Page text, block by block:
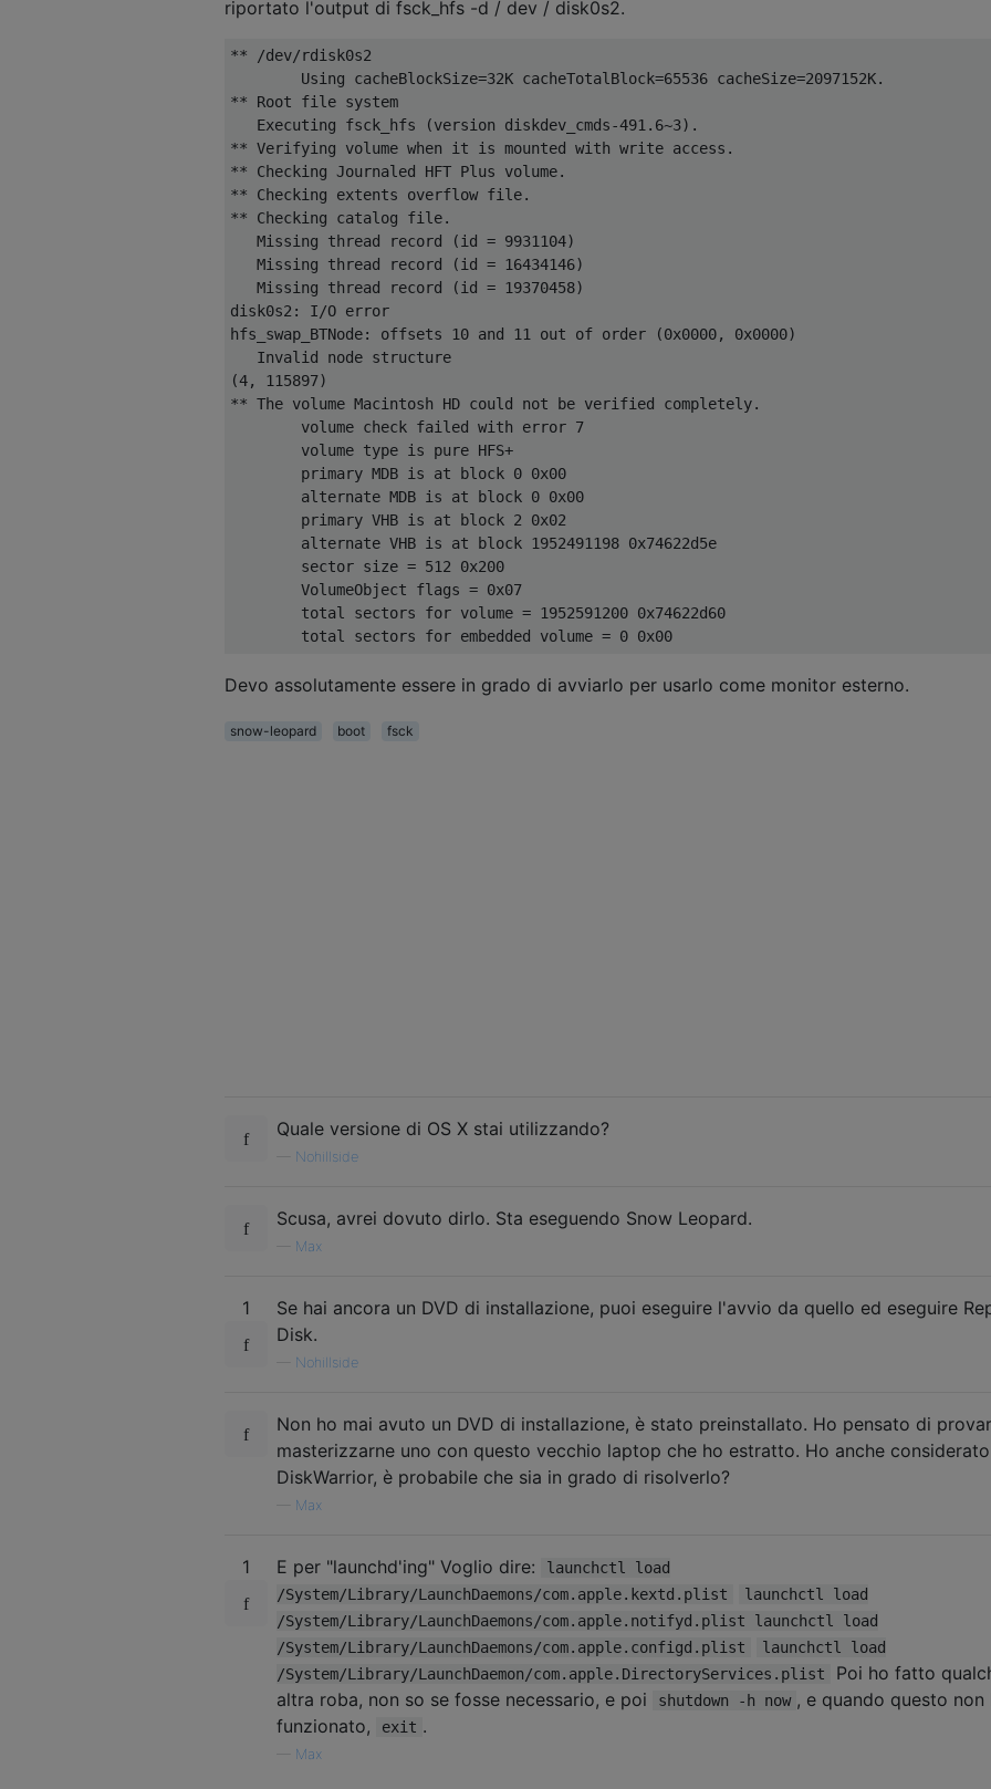
riportato l'output di fsck_hfs -d / dev / disk0s2.
** /dev/rdisk0s2
        Using cacheBlockSize=32K cacheTotalBlock=65536 cacheSize=2097152K.
** Root file system
   Executing fsck_hfs (version diskdev_cmds-491.6~3).
** Verifying volume when it is mounted with write access.
** Checking Journaled HFT Plus volume.
** Checking extents overflow file.
** Checking catalog file.
   Missing thread record (id = 9931104)
   Missing thread record (id = 16434146)
   Missing thread record (id = 19370458)
disk0s2: I/O error
hfs_swap_BTNode: offsets 10 and 11 out of order (0x0000, 0x0000)
   Invalid node structure
(4, 115897)
** The volume Macintosh HD could not be verified completely.
        volume check failed with error 7
        volume type is pure HFS+
        primary MDB is at block 0 0x00
        alternate MDB is at block 0 0x00
        primary VHB is at block 2 0x02
        alternate VHB is at block 1952491198 0x74622d5e
        sector size = 512 0x200
        VolumeObject flags = 0x07
        total sectors for volume = 1952591200 0x74622d60
Devo assolutamente essere in grado di avviarlo per usarlo come monitor esterno.
snow-leopard boot fsck
Quale versione di OS X stai utilizzando?
Nohillside
Scusa, avrei dovuto dirlo. Sta eseguendo Snow Leopard.
Max
1
Se hai ancora un DVD di installazione, puoi eseguire l'avvio da quello ed eseguire
Disk.
Nohillside
Non ho mai avuto un DVD di installazione, è stato preinstallato. Ho pensato di
masterizzarne uno con questo vecchio laptop che ho estratto. Ho anche considerato
DiskWarrior, è probabile che sia in grado di risolverlo?
Max
1 E per "launchd'ing" Voglio dire:
launchctl load
/System/Library/LaunchDaemons/com.apple.kextd.plist
launchctl load
/System/Library/LaunchDaemons/com.apple.notifyd.plist launchctl load
/System/Library/LaunchDaemons/com.apple.configd.plist
launchctl load
/System/Library/LaunchDaemon/com.apple.DirectoryServices.plist
Poi ho fatto
altra roba, non so se fosse necessario, e poi
shutdown -h now , e quando questo non
funzionato,
exit .
Max